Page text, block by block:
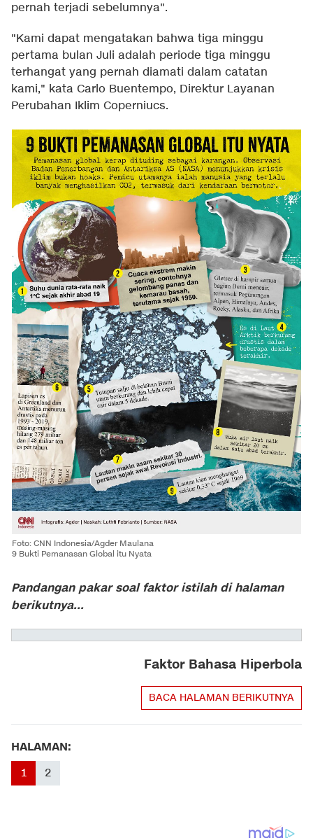
pernah terjadi sebelumnya".
"Kami dapat mengatakan bahwa tiga minggu
pertama bulan Juli adalah periode tiga minggu
terhangat yang pernah diamati dalam catatan
kami," kata Carlo Buentempo, Direktur Layanan
Perubahan Iklim Coperniucs.
Foto: CNN Indonesia/Agder Maulana
9 Bukti Pemanasan Global itu Nyata
Pandangan pakar soal faktor istilah di halaman
berikutnya...
Faktor Bahasa Hiperbola
BACA HALAMAN BERIKUTNYA
HALAMAN:
1 2